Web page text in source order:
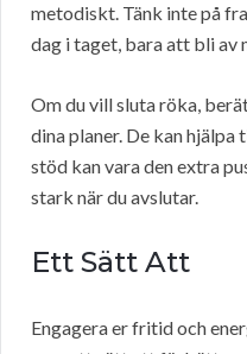
metodiskt. Tänk inte på
dag i taget, bara att bli av
Om du vill sluta röka,
dina planer. De kan
stöd kan vara den extra
stark när du avslutar.
Ett Sätt Att
Engagera er fritid och